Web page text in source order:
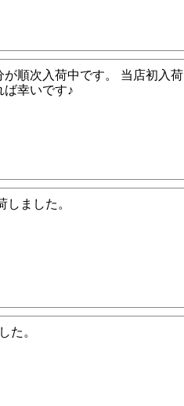
順次入荷中です。 当店初入荷
幸いです♪
ました。
た。